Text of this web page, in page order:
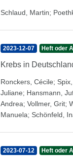
Schlaud, Martin;
2023-12-07 Heft oder
Krebs in
Ronckers, Cécile;
Juliane; Hansmann,
Andrea; Vollmer, Grit;
Manuela; Schönfeld,
2023-07-12 Heft oder